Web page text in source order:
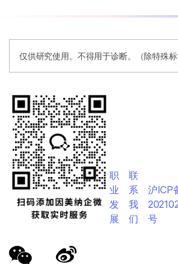
仅供研究使用。不得用于诊断。（除特殊标
职
业
发
展
联
系
我
们
沪ICP
号